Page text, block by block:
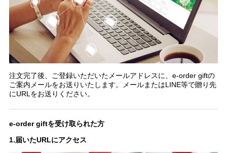
注文完了後、ご登録いただいたメールアドレスに、e-order giftの
ご案内メールをお送りいたします。メールまたはLINE等で贈り先
にURLをお送りください。
e-order giftを受け取られた方
1.届いたURLにアクセス